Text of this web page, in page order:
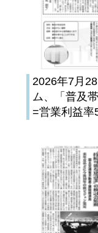
2026年7月
ム、「普及
=営業利益率